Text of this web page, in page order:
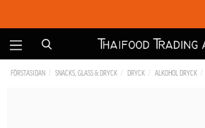
FÖRSTASIDAN SNACKS, GLASS & DRYCK DRYCK ALKOHOL DRYCK